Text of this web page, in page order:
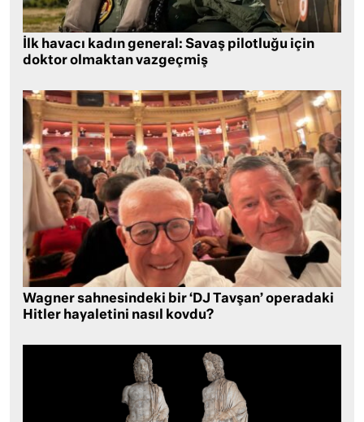
İlk havacı kadın general: Savaş pilotluğu için
doktor olmaktan vazgeçmiş
Wagner sahnesindeki bir ‘DJ Tavşan’ operadaki
Hitler hayaletini nasıl kovdu?